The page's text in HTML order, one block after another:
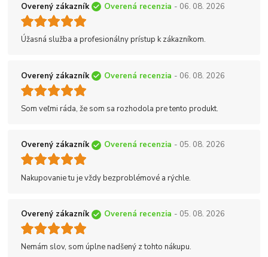
Overený zákazník Overená recenzia - 06. 08. 2026
Úžasná služba a profesionálny prístup k zákazníkom.
Overený zákazník Overená recenzia - 06. 08. 2026
Som veľmi ráda, že som sa rozhodola pre tento produkt.
Overený zákazník Overená recenzia - 05. 08. 2026
Nakupovanie tu je vždy bezproblémové a rýchle.
Overený zákazník Overená recenzia - 05. 08. 2026
Nemám slov, som úplne nadšený z tohto nákupu.